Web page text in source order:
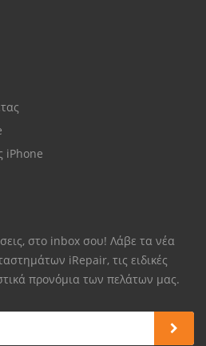
iPhone
στο inbox σου! Λάβε τα νέα
iRepair, τις ειδικές
προνόμια των πελάτων μας.